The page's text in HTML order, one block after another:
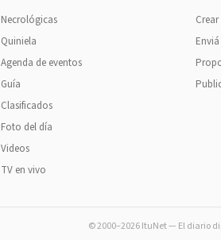
Necrológicas
Quiniela
Agenda de eventos
Guía
Clasificados
Foto del día
Videos
TV en vivo
© 2000–2026 ItuNet — El diario